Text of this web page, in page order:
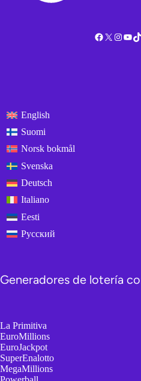
Facebook
X
English
Suomi
Norsk bokmål
Svenska
Deutsch
Italiano
Eesti
Русский
Generadores de lotería
La Primitiva
EuroMillions
EuroJackpot
SuperEnalotto
MegaMillions